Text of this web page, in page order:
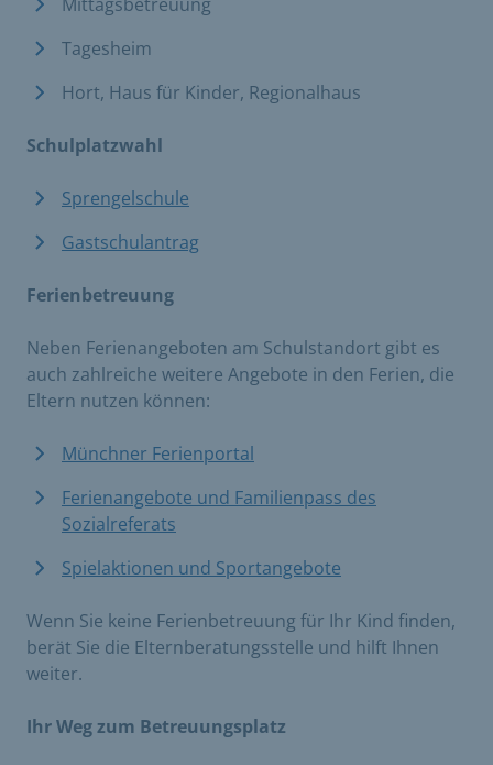
Tagesheim
Hort, Haus für Kinder, Regionalhaus
Schulplatzwahl
Sprengelschule
Gastschulantrag
Ferienbetreuung
Neben Ferienangeboten am Schulstandort gibt es
auch zahlreiche weitere Angebote in den Ferien, die
Eltern nutzen können:
Münchner Ferienportal
Ferienangebote und Familienpass des
Sozialreferats
Spielaktionen und Sportangebote
Wenn Sie keine Ferienbetreuung für Ihr Kind finden,
berät Sie die Elternberatungsstelle und hilft Ihnen
weiter.
Ihr Weg zum Betreuungsplatz